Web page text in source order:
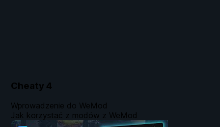
Cheaty 4
Wprowadzenie do WeMod
Jak korzystać z modów z WeMod